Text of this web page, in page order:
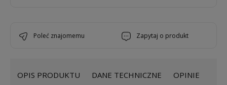
poleć znajomemu zapytaj o produkt
OPIS PRODUKTU DANE TECHNICZNE OPINIE